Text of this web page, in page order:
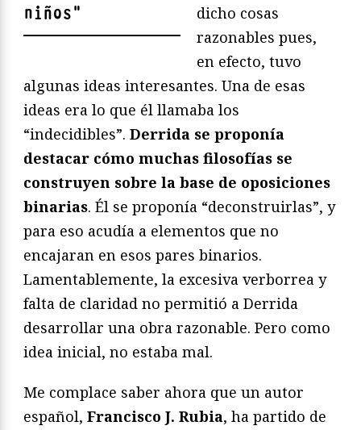
niños"
dicho cosas
razonables pues,
en efecto, tuvo
algunas ideas interesantes. Una de esas
ideas era lo que él llamaba los
“indecidibles”. Derrida se proponía
destacar cómo muchas filosofías se
construyen sobre la base de oposiciones
binarias. Él se proponía “deconstruirlas”, y
para eso acudía a elementos que no
encajaran en esos pares binarios.
Lamentablemente, la excesiva verborrea y
falta de claridad no permitió a Derrida
desarrollar una obra razonable. Pero como
idea inicial, no estaba mal.
Me complace saber ahora que un autor
español, Francisco J. Rubia, ha partido de